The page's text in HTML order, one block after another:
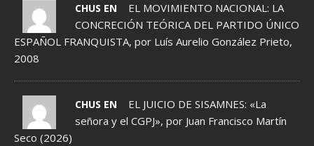
CHUS EN
EL MOVIMIENTO NACIONAL: LA
CONCRECIÓN TEÓRICA DEL PARTIDO ÚNICO
ESPAÑOL FRANQUISTA, por Luís Aurelio González Prieto,
2008
CHUS EN
EL JUICIO DE SISAMNES: «La
señora y el CGPJ», por Juan Francisco Martín
Seco (2026)